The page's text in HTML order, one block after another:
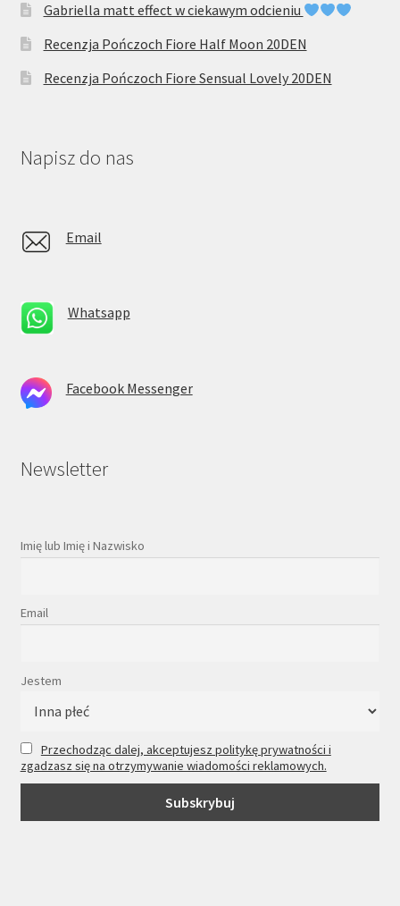
Gabriella matt effect w ciekawym odcieniu
Recenzja Pończoch Fiore Half Moon 20DEN
Recenzja Pończoch Fiore Sensual Lovely 20DEN
Napisz do nas
Email
Whatsapp
Facebook Messenger
Newsletter
Imię lub Imię i Nazwisko
Email
Jestem
Przechodząc dalej, akceptujesz politykę prywatności i
zgadzasz się na otrzymywanie wiadomości reklamowych.